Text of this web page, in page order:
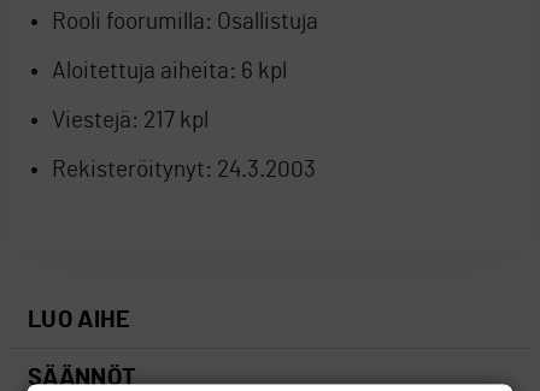
Rooli foorumilla: Osallistuja
Aloitettuja aiheita: 6 kpl
Viestejä: 217 kpl
Rekisteröitynyt: 24.3.2003
LUO AIHE
SÄÄNNÖT